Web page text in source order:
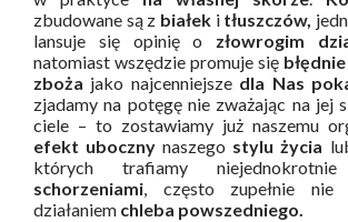
zbudowane są z białek i tłuszczów,
lansuje się opinię o złowrogim
natomiast wszędzie promuje się błędnie
zboża jako najcenniejsze dla Nas
zjadamy na potęgę nie zważając na jej
ciele – to zostawiamy już naszemu
efekt uboczny naszego stylu życia
których trafiamy
schorzeniami, często zupełnie nie
działaniem chleba powszedniego.